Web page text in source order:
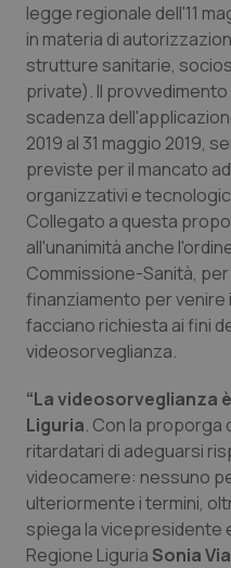
Calabria
Campania
Emilia-Romagna
Friuli Venezia
Lazio
Liguria
Marche
Molise
Piemonte
Asma & BPCO
Car-T
Colesterolo &
Dermatite Atopica
Diabete &
Disturbi dell’umore
Donna & Salute
Epatiti
HIV
legge regionale dell'11
in materia di
strutture sanitarie,
private). Il
scadenza
2019 al 31 maggio 2019,
previste per il mancato
organizzativi e
Collegato a questa
all'unanimità anche
Commissione-Sanità,
finanziamento per
facciano richiesta ai fini
videosorveglianza.
“La videosorveglianza
Liguria. Con la proporga
ritardatari di adeguarsi
videocamere: nessuno
ulteriormente i termini,
spiega la vicepresidente
Regione Liguria Sonia